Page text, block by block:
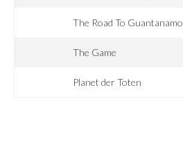
The Road To Guantanamo
The Game
Planet der Toten